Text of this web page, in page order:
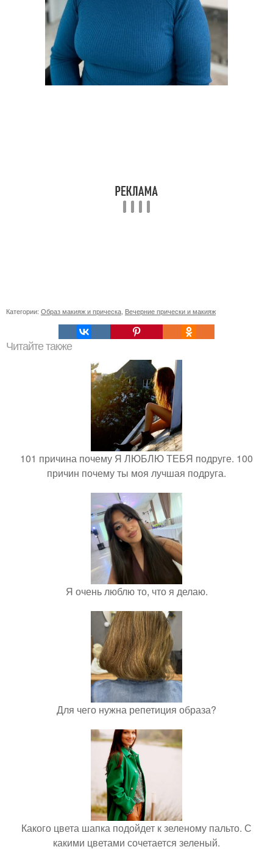
Категории: Образ макияж и прическа Вечерние прически и макияж
Читайте также
101 причина почему Я ЛЮБЛЮ ТЕБЯ подруге. 100
причин почему ты моя лучшая подруга.
Я очень люблю то, что я делаю.
Для чего нужна репетиция образа?
Какого цвета шапка подойдет к зеленому пальто. С
какими цветами сочетается зеленый.